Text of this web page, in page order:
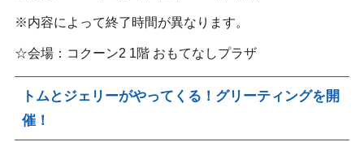
※内容によって終了時間が異なります。
☆会場：コクーン2 1階 おもてなしプラザ
トムとジェリーがやってくる！グリーティングを開
催！